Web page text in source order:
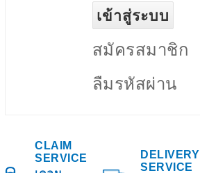
สมัครสมาชิก
ลืมรหัสผ่าน
CLAIM
SERVICE
DELIVERY
SERVICE